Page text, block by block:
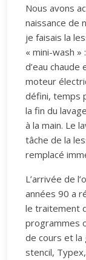
Nous avons
naissance de
je faisais la
« mini-wash »
d’eau chaude
moteur
défini, temps
la fin du
à la main. Le
tâche de la
remplacé
L’arrivée de
années 90 a
le traitement
programmes
de cours et la
stencil,